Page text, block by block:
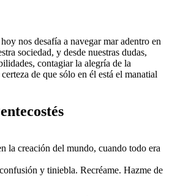
nos desafía a navegar mar adentro en
sociedad, y desde nuestras dudas,
contagiar la alegría de la
de que sólo en él está el manatial
la creación del mundo, cuando todo era
y tiniebla. Recréame. Hazme de